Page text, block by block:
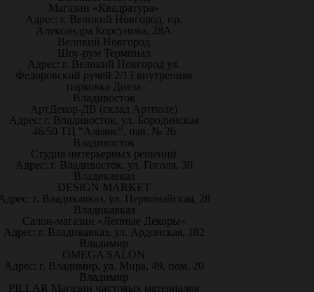
Магазин «Квадратура»
Адрес: г. Великий Новгород, пр.
Александра Корсунова, 28А
Великий Новгород
Шоу-рум Терминал
Адрес: г. Великий Новгород ул.
Федоровский ручей 2/13 внутренняя
парковка Диеза
Владивосток
АртДекор-ДВ (склад Артполе)
Адрес: г. Владивосток, ул. Бородинская
46/50 ТЦ "Альянс", пав. № 26
Владивосток
Студия интерьерных решений
Адрес: г. Владивосток, ул. Гоголя, 30
Владикавказ
DESIGN MARKET
г. Владикавказ, ул. Первомайская, 28
Владикавказ
Салон-магазин «Лепные Декоры»
Адрес: г. Владикавказ, ул. Ардонская, 182
Владимир
OMEGA SALON
Адрес: г. Владимир, ул. Мира, 49, пом. 20
Владимир
PILLAR Магазин чистовых материалов